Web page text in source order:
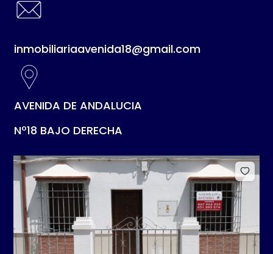
inmobiliariaavenida18@gmail.com
AVENIDA DE ANDALUCIA
Nº18 BAJO DERECHA